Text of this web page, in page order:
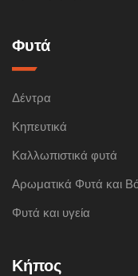
Φυτά
Δέντρα
Κηπευτικά
Καλλωπιστικά φυτά
Αρωματικά Φυτά και
Φυτά και υγεία
Κήπος